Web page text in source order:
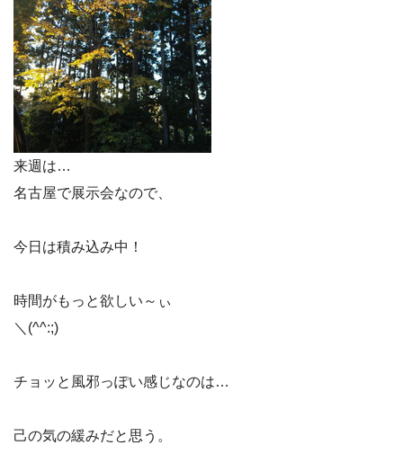
来週は…
名古屋で展示会なので、
今日は積み込み中！
時間がもっと欲しい～ぃ
＼(^^:;)
チョッと風邪っぽい感じなのは…
己の気の緩みだと思う。